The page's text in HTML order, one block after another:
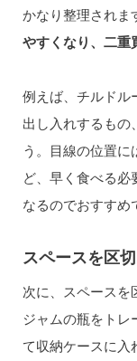
かなり整理されま
やすくなり、二重
例えば、チルドル
出し入れするもの
う。目線の位置
ど、早く食べる必
なるのでおすすめ
スペースを区
次に、スペースを
ジャムの瓶をトレ
て収納ケースに入